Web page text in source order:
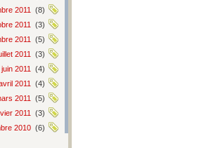
2011
(8)
2011
(3)
2011
(5)
2011
(3)
juin 2011
(4)
2011
(4)
2011
(5)
2011
(3)
2010 (6)